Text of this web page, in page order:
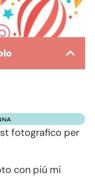
fotografico per
con piú mi